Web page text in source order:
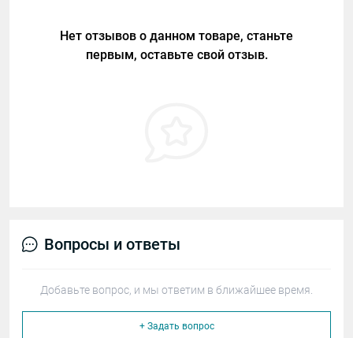
Нет отзывов о данном товаре, станьте
первым, оставьте свой отзыв.
Вопросы и ответы
Добавьте вопрос, и мы ответим в ближайшее время.
+ Задать вопрос